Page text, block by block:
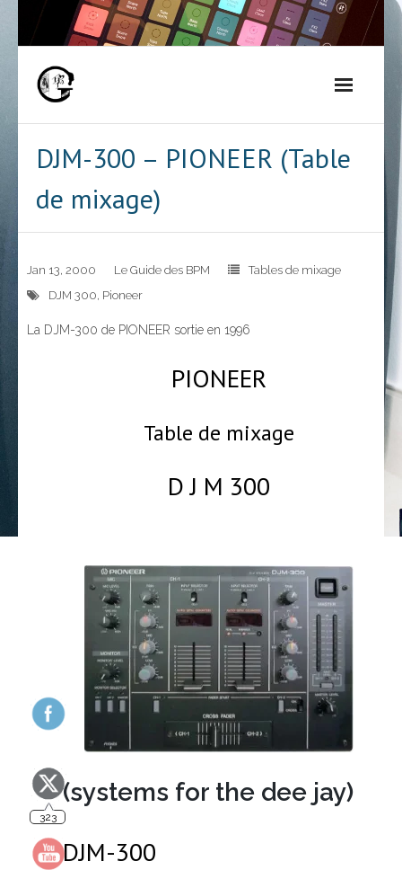
DJM-300 – PIONEER (Table
de mixage)
Jan 13, 2000 Le Guide des BPM
Tables de mixage
DJM 300, Pioneer
La DJM-300 de PIONEER sortie en 1996
PIONEER
Table de mixage
D J M 300
(systems for the dee jay)
DJM-300
323
140